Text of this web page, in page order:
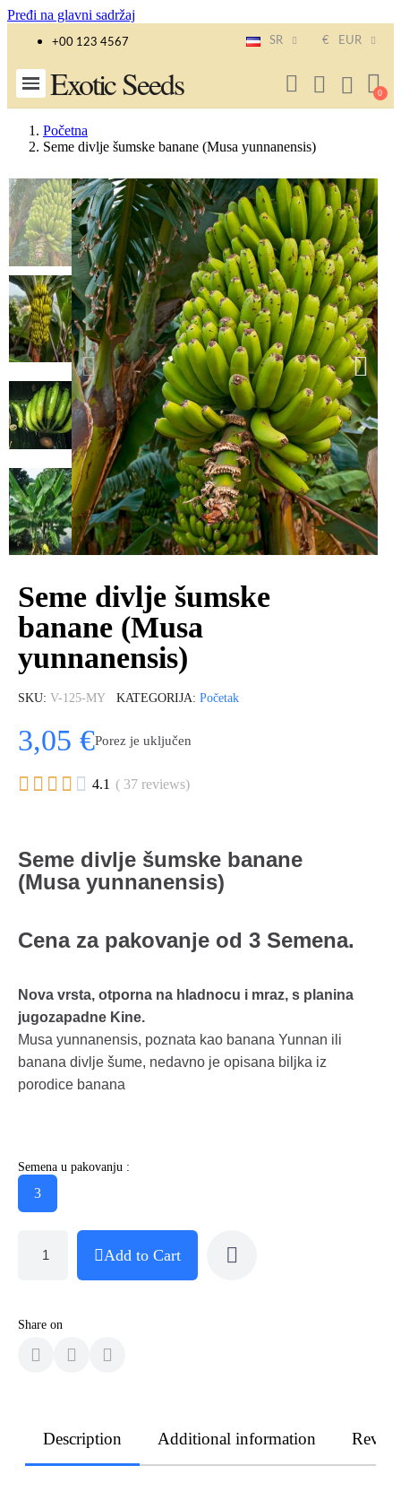
Pređi na glavni sadržaj
+00 123 4567 SR € EUR
Exotic Seeds
Početna
Seme divlje šumske banane (Musa yunnanensis)
Seme divlje šumske
banane (Musa
yunnanensis)
SKU V-125-MY KATEGORIJA Početak
3,05 €Porez je uključen
     4.1 ( 37 reviews)
Seme divlje šumske banane
(Musa yunnanensis)
Cena za pakovanje od 3 Semena.
Nova vrsta, otporna na hladnocu i mraz, s planina
jugozapadne Kine.
Musa yunnanensis, poznata kao banana Yunnan ili
banana divlje šume, nedavno je opisana biljka iz
porodice banana
Semena u pakovanju :
3
Add to Cart
Share on
Description Additional information